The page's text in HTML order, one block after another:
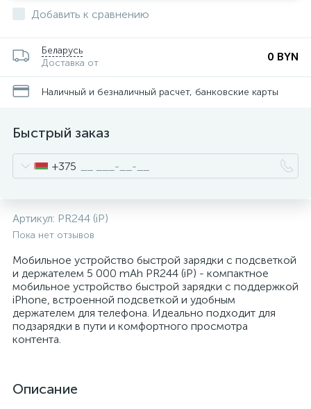
Добавить к сравнению
Беларусь
Доставка от
0 BYN
Наличный и безналичный расчет, банковские карты
Быстрый заказ
+375
Артикул: PR244 (iP)
Пока нет отзывов
Мобильное устройство быстрой зарядки с подсветкой
и держателем 5 000 mAh PR244 (iP) - компактное
мобильное устройство быстрой зарядки с поддержкой
iPhone, встроенной подсветкой и удобным
держателем для телефона. Идеально подходит для
подзарядки в пути и комфортного просмотра
контента.
Описание